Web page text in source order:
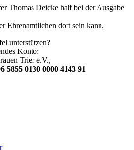
Thomas Deicke half bei der Ausgabe
Ehrenamtlichen dort sein kann.
unterstützen?
Konto:
Trier e.V.,
0130 0000 4143 91